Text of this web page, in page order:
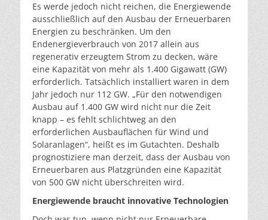
Es werde jedoch nicht reichen, die Energiewende
ausschließlich auf den Ausbau der Erneuerbaren
Energien zu beschränken. Um den
Endenergieverbrauch von 2017 allein aus
regenerativ erzeugtem Strom zu decken, wäre
eine Kapazität von mehr als 1.400 Gigawatt (GW)
erforderlich. Tatsächlich installiert waren in dem
Jahr jedoch nur 112 GW. „Für den notwendigen
Ausbau auf 1.400 GW wird nicht nur die Zeit
knapp – es fehlt schlichtweg an den
erforderlichen Ausbauflächen für Wind­ und
Solaranlagen“, heißt es im Gutachten. Deshalb
prognostiziere man derzeit, dass der Ausbau von
Erneuerbaren aus Platzgründen eine Kapazität
von 500 GW nicht überschreiten wird.
Energiewende braucht innovative Technologien